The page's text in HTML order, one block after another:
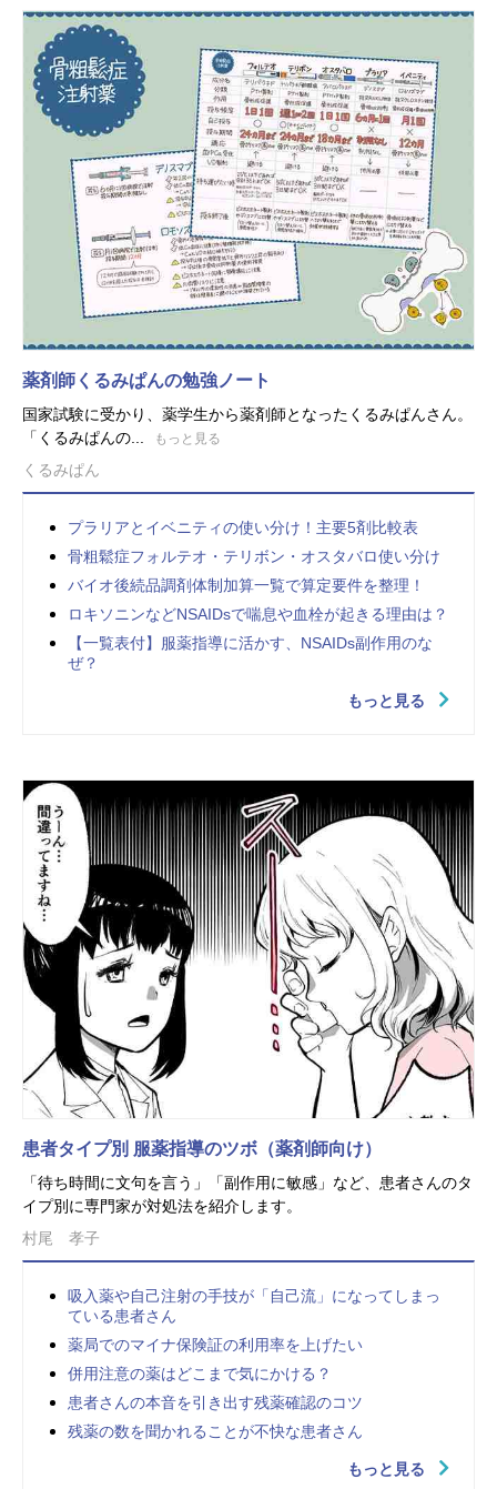
薬剤師くるみぱんの勉強ノート
国家試験に受かり、薬学生から薬剤師となったくるみぱんさん。
「くるみぱんの...
もっと見る
くるみぱん
プラリアとイベニティの使い分け！主要5剤比較表
骨粗鬆症フォルテオ・テリボン・オスタバロ使い分け
バイオ後続品調剤体制加算一覧で算定要件を整理！
ロキソニンなどNSAIDsで喘息や血栓が起きる理由は？
【一覧表付】服薬指導に活かす、NSAIDs副作用のな
ぜ？
もっと見る
患者タイプ別 服薬指導のツボ（薬剤師向け）
「待ち時間に文句を言う」「副作用に敏感」など、患者さんのタ
イプ別に専門家が対処法を紹介します。
村尾 孝子
吸入薬や自己注射の手技が「自己流」になってしまっ
ている患者さん
薬局でのマイナ保険証の利用率を上げたい
併用注意の薬はどこまで気にかける？
患者さんの本音を引き出す残薬確認のコツ
残薬の数を聞かれることが不快な患者さん
もっと見る